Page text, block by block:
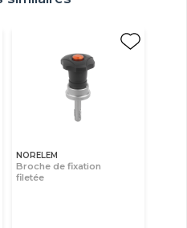
NORELEM
Broche de fixation
filetée